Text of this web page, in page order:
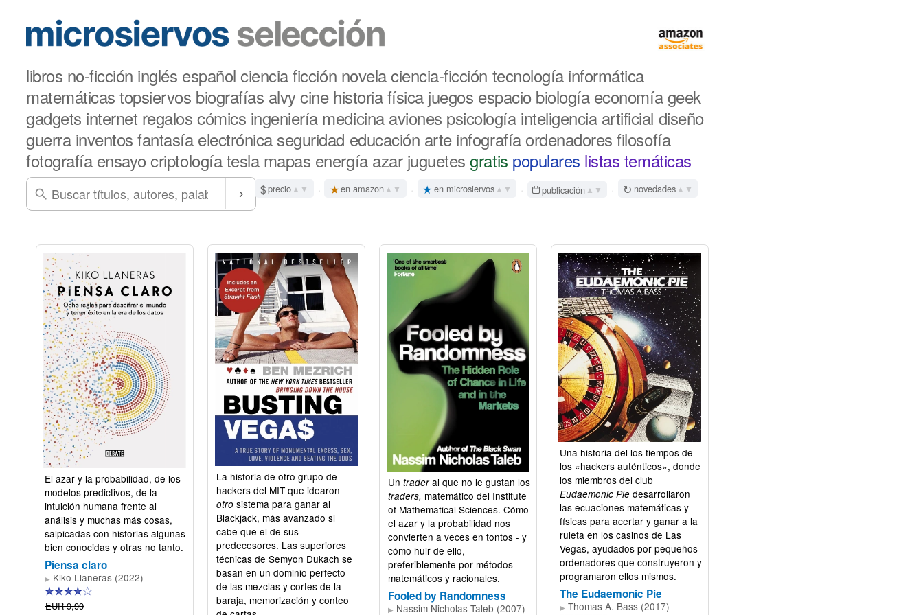
libros no-ficción inglés español cienciaficción novelaciencia-ficción tecnología informática
matemáticas topsiervos biografías alvycine historiafísica juegos espacio biología economíageek
gadgets internet regalos cómics ingeniería medicina aviones psicología inteligencia artificial diseño
guerra inventos fantasía electrónica seguridad educación arte infografía ordenadores filosofía
fotografía ensayocriptologíatesla mapas energía azar juguetes gratis populares listas temáticas
› $precio ▲▼ · ★en amazon ▲▼ · ★ en microsiervos ▲▼ · publicación ▲▼ · ↻ novedades ▲▼
El azar y la probabilidad, de los
modelos predictivos, de la
intuición humana frente al
análisis y muchas más cosas,
salpicadas con historias algunas
bien conocidas y otras no tanto.
Piensa claro
▶ Kiko Llaneras (2022)
EUR 9,99
La historia de otro grupo de
hackers del MIT que idearon
otrosistema para ganar al
Blackjack, más avanzado si
cabe que el de sus
predecesores. Las superiores
técnicas de Semyon Dukach se
basan en un dominio perfecto
de las mezclas y cortes de la
baraja, memorización y conteo
Un traderal que no le gustan los
traders, matemático del Institute
of Mathematical Sciences. Cómo
el azar y la probabilidad nos
convierten a veces en tontos - y
cómo huir de ello,
preferiblemente por métodos
matemáticos y racionales.
Fooled by Randomness
▶ Nassim Nicholas Taleb (2007)
Una historia del los tiempos de
los «hackers auténticos», donde
los miembros del club
Eudaemonic Piedesarrollaron
las ecuaciones matemáticas y
físicas para acertar y ganar a la
ruleta en los casinos de Las
Vegas, ayudados por pequeños
ordenadores que construyeron y
programaron ellos mismos.
The Eudaemonic Pie
▶ Thomas A. Bass (2017)